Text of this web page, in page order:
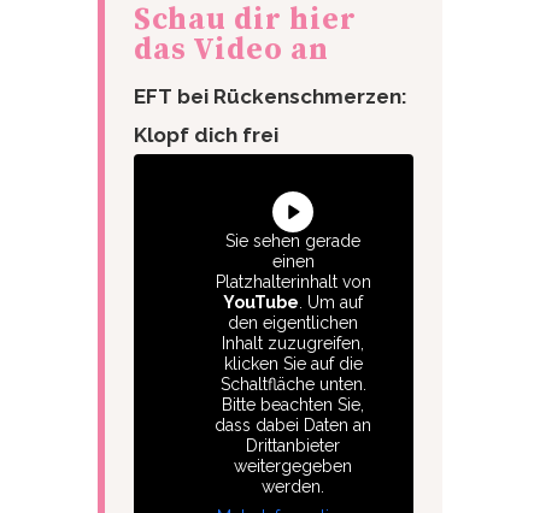
Schau dir hier
das Video an
EFT bei Rückenschmerzen:
Klopf dich frei
Sie sehen gerade
einen
Platzhalterinhalt von
YouTube . Um auf
den eigentlichen
Inhalt zuzugreifen,
klicken Sie auf die
Schaltfläche unten.
Bitte beachten Sie,
dass dabei Daten an
Drittanbieter
weitergegeben
werden.